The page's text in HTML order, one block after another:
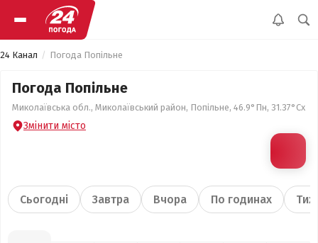
24 Канал Погода Попільне
Погода Попільне
Миколаївська обл., Миколаївський район, Попільне, 46.9°Пн, 31.37°Сх
Змінити місто
Сьогодні Завтра Вчора По годинах